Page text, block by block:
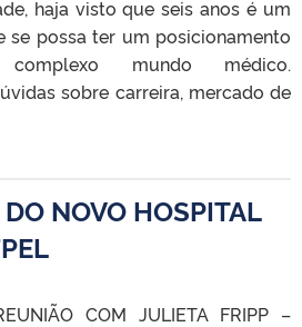
haja visto que seis anos é um
possa ter um posicionamento
mundo médico.
sobre carreira, mercado de
NOVO HOSPITAL
COM JULIETA FRIPP –